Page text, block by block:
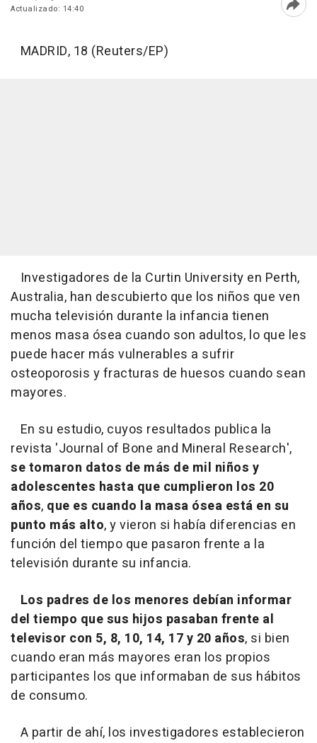
Actualizado: 14:40
MADRID, 18 (Reuters/EP)
Investigadores de la Curtin University en Perth,
Australia, han descubierto que los niños que ven
mucha televisión durante la infancia tienen
menos masa ósea cuando son adultos, lo que les
puede hacer más vulnerables a sufrir
osteoporosis y fracturas de huesos cuando sean
mayores.
En su estudio, cuyos resultados publica la
revista 'Journal of Bone and Mineral Research',
se tomaron datos de más de mil niños y
adolescentes hasta que cumplieron los 20
años, que es cuando la masa ósea está en su
punto más alto, y vieron si había diferencias en
función del tiempo que pasaron frente a la
televisión durante su infancia.
Los padres de los menores debían informar
del tiempo que sus hijos pasaban frente al
televisor con 5, 8, 10, 14, 17 y 20 años, si bien
cuando eran más mayores eran los propios
participantes los que informaban de sus hábitos
de consumo.
A partir de ahí, los investigadores establecieron